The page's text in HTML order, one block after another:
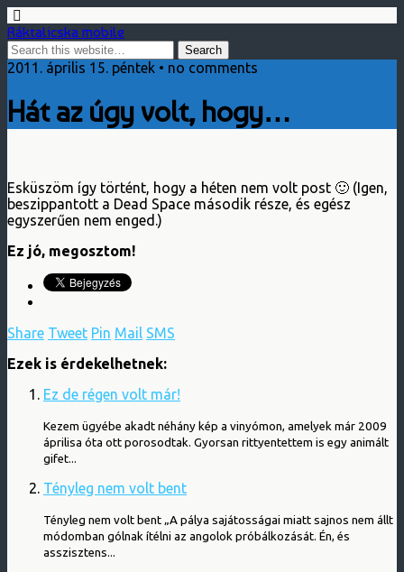
Ráktalicska mobile
2011. április 15. péntek • no comments
Hát az úgy volt, hogy…
Esküszöm így történt, hogy a héten nem volt post 🙂 (Igen,
beszippantott a Dead Space második része, és egész
egyszerűen nem enged.)
Ez jó, megosztom!
Share Tweet Pin Mail SMS
Ezek is érdekelhetnek:
Ez de régen volt már!
Kezem ügyébe akadt néhány kép a vinyómon, amelyek már 2009
áprilisa óta ott porosodtak. Gyorsan rittyentettem is egy animált
gifet...
Tényleg nem volt bent
Tényleg nem volt bent „A pálya sajátosságai miatt sajnos nem állt
módomban gólnak ítélni az angolok próbálkozását. Én, és
asszisztens...